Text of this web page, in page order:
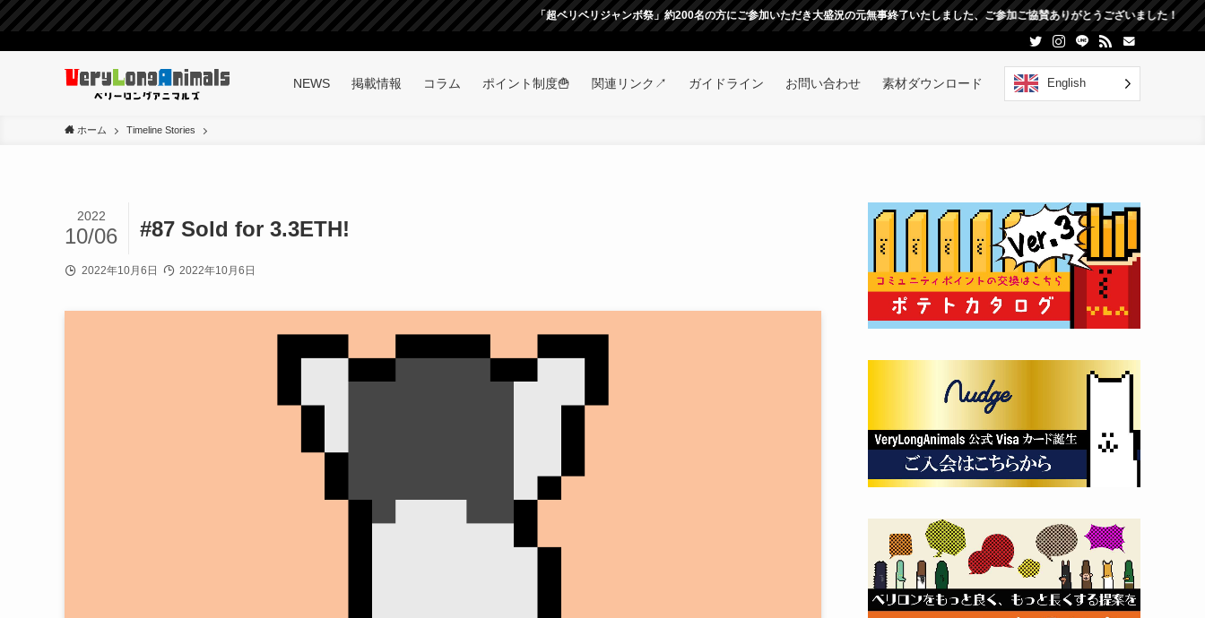
「超ベリベリジャンボ祭」約200名の方にご参加いただき大盛況の元無事終了いたしました、ご参加ご協賛ありがとうございました！
NEWS 掲載情報 コラム ポイント制度🍟 関連リンク↗ ガイドライン お問い合わせ 素材ダウンロード English
ホーム Timeline Stories
#87 Sold for 3.3ETH!
2022
10/06
2022年10月6日 2022年10月6日